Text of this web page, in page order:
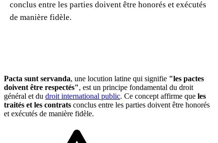
🇳🇴 Norvège
Amazon
🇳🇴 Norvège
Toutes les fiches pays
Calculateur de TVA
conclus entre les parties doivent être honorés et exécutés
de manière fidèle.
Pacta sunt servanda, une locution latine qui signifie "les pactes
doivent être respectés", est un principe fondamental du droit
général et du droit international public. Ce concept affirme que les
traités et les contrats conclus entre les parties doivent être honorés
et exécutés de manière fidèle.